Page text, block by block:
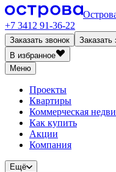
+7 3412 91-36-22
Заказать звонок
Заказать
В избранное
Меню
Проекты
Квартиры
Коммерческая
Как купить
Акции
Компания
Ещё